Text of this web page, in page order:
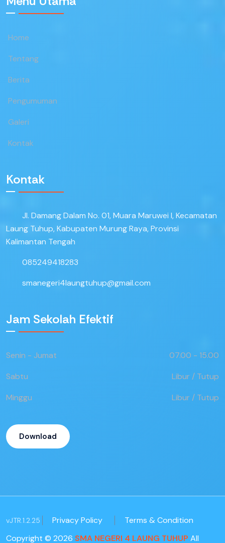
Home
Tentang
Berita
Pengumuman
Galeri
Kontak
Kontak
Jl. Damang Dalam No. 01, Muara Maruwei I, Kecamatan
Laung Tuhup, Kabupaten Murung Raya, Provinsi
Kalimantan Tengah
085249418283
smanegeri4laungtuhup@gmail.com
Jam Sekolah Efektif
Senin - Jumat
07.00 - 15.00
Sabtu
Libur / Tutup
Minggu
Libur / Tutup
Download
Copyright © 2026 SMA NEGERI 4 LAUNG TUHUP All
vJTR.1.2.25 Privacy Policy Terms & Condition